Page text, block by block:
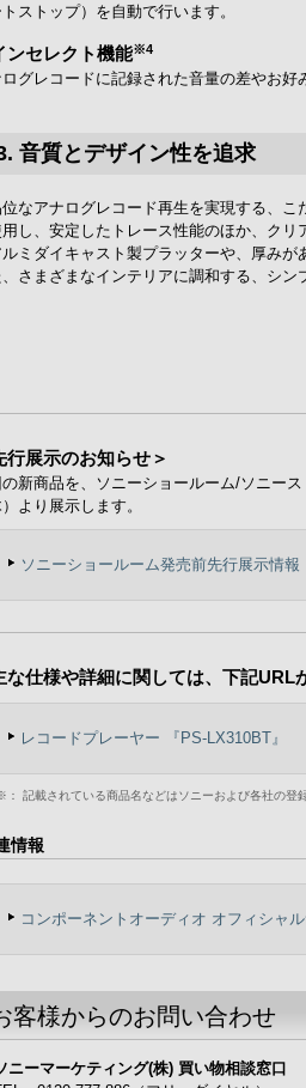
ストップ）を自動で行います。
ンセレクト機能※4
ログレコードに記録された音量の差やお好
音質とデザイン性を追求
なアナログレコード再生を実現する、
用し、安定したトレース性能のほか、ク
ミダイキャスト製プラッターや、厚みが
、さまざまなインテリアに調和する、シン
行展示のお知らせ＞
新商品を、ソニーショールーム/ソニー
）より展示します。
ソニーショールーム発売前先行展示情報
な仕様や詳細に関しては、下記URL
レコードプレーヤー 『PS-LX310BT』
： 記載されている商品名などはソニーおよび各社の登
情報
コンポーネントオーディオ オフィシャル
客様からのお問い合わせ
ニーマーケティング(株) 買い物相談窓口